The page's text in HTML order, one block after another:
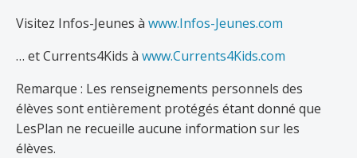
Visitez Infos-Jeunes à www.Infos-Jeunes.com
… et Currents4Kids à www.Currents4Kids.com
Remarque : Les renseignements personnels des
élèves sont entièrement protégés étant donné que
LesPlan ne recueille aucune information sur les
élèves.